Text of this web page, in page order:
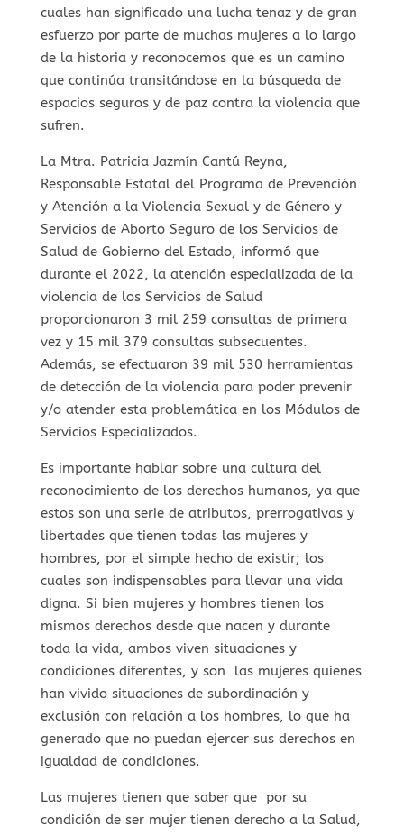
cuales han significado una lucha tenaz y de gran
esfuerzo por parte de muchas mujeres a lo largo
de la historia y reconocemos que es un camino
que continúa transitándose en la búsqueda de
espacios seguros y de paz contra la violencia que
sufren.
La Mtra. Patricia Jazmín Cantú Reyna,
Responsable Estatal del Programa de Prevención
y Atención a la Violencia Sexual y de Género y
Servicios de Aborto Seguro de los Servicios de
Salud de Gobierno del Estado, informó que
durante el 2022, la atención especializada de la
violencia de los Servicios de Salud
proporcionaron 3 mil 259 consultas de primera
vez y 15 mil 379 consultas subsecuentes.
Además, se efectuaron 39 mil 530 herramientas
de detección de la violencia para poder prevenir
y/o atender esta problemática en los Módulos de
Servicios Especializados.
Es importante hablar sobre una cultura del
reconocimiento de los derechos humanos, ya que
estos son una serie de atributos, prerrogativas y
libertades que tienen todas las mujeres y
hombres, por el simple hecho de existir; los
cuales son indispensables para llevar una vida
digna. Si bien mujeres y hombres tienen los
mismos derechos desde que nacen y durante
toda la vida, ambos viven situaciones y
condiciones diferentes, y son las mujeres quienes
han vivido situaciones de subordinación y
exclusión con relación a los hombres, lo que ha
generado que no puedan ejercer sus derechos en
igualdad de condiciones.
Las mujeres tienen que saber que por su
condición de ser mujer tienen derecho a la Salud,